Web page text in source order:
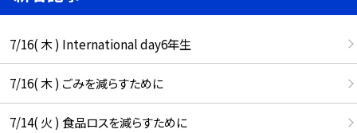
7/16( 木 ) International day6年生
7/16( 木 ) ごみを減らすために
7/14( 火 ) 食品ロスを減らすために